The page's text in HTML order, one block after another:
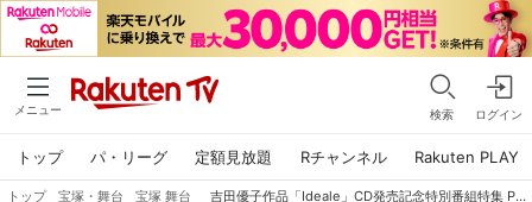
メニュー 検索 ログイン
トップ パ・リーグ 定額見放題 Rチャンネル Rakuten PLAY
トップ 宝塚・舞台 宝塚 舞台 吉田優子作品「Ideale」CD発売記念特別番組特集 Part2